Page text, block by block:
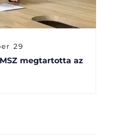
29
megtartotta az